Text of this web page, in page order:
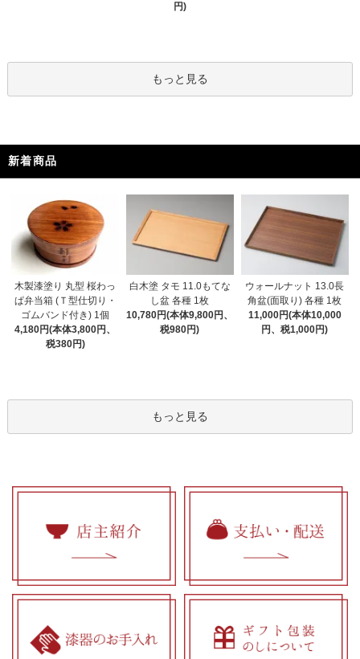
円)
もっと見る
新着商品
木製漆塗り 丸型 桜わっ
ぱ弁当箱 (Ｔ型仕切り・
ゴムバンド付き) 1個
4,180円(本体3,800円、
税380円)
白木塗 タモ 11.0もてな
し盆 各種 1枚
10,780円(本体9,800円、
税980円)
ウォールナット 13.0長
角盆(面取り) 各種 1枚
11,000円(本体10,000
円、税1,000円)
もっと見る